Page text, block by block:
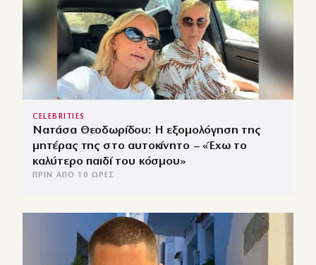
CELEBRITIES
Νατάσα Θεοδωρίδου: Η εξομολόγηση της
μητέρας της στο αυτοκίνητο – «Έχω το
καλύτερο παιδί του κόσμου»
ΠΡΙΝ ΑΠΌ 10 ΏΡΕΣ